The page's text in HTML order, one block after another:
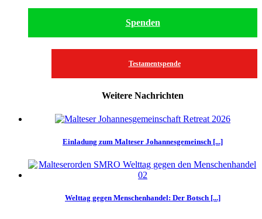
Spenden
Testamentspende
Weitere Nachrichten
Einladung zum Malteser Johannesgemeinsch [...]
Welttag gegen Menschenhandel: Der Botsch [...]